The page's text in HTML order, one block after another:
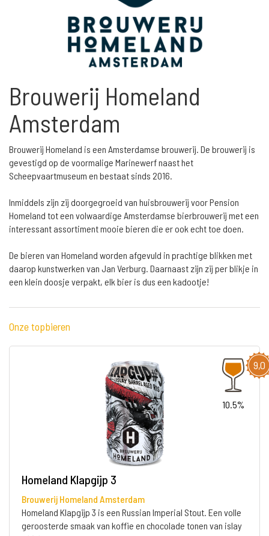
Brouwerij Homeland
Amsterdam
Brouwerij Homeland is een Amsterdamse brouwerij. De brouwerij is
gevestigd op de voormalige Marinewerf naast het
Scheepvaartmuseum en bestaat sinds 2016.
Inmiddels zijn zij doorgegroeid van huisbrouwerij voor Pension
Homeland tot een volwaardige Amsterdamse bierbrouwerij met een
interessant assortiment mooie bieren die er ook echt toe doen.
De bieren van Homeland worden afgevuld in prachtige blikken met
daarop kunstwerken van Jan Verburg. Daarnaast zijn zij per blikje in
een klein doosje verpakt, elk bier is dus een kadootje!
Onze topbieren
9,0
10.5%
Homeland Klapgijp 3
Brouwerij Homeland Amsterdam
Homeland Klapgijp 3 is een Russian Imperial Stout. Een volle
geroosterde smaak van koffie en chocolade tonen van islay